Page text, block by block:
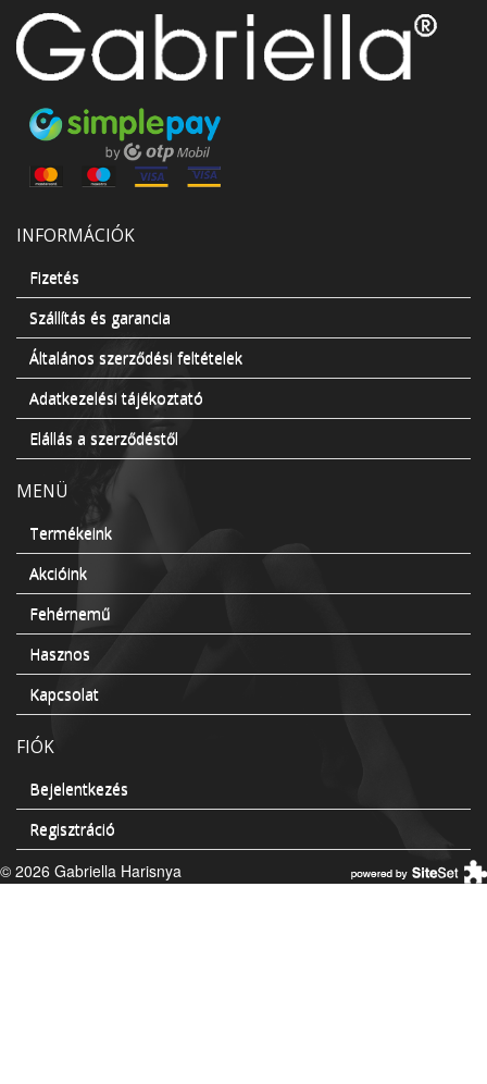
INFORMÁCIÓK
Fizetés
Szállítás és garancia
Általános szerződési feltételek
Adatkezelési tájékoztató
Elállás a szerződéstől
MENÜ
Termékeink
Akcióink
Fehérnemű
Hasznos
Kapcsolat
FIÓK
Bejelentkezés
Regisztráció
© 2026 Gabriella Harisnya